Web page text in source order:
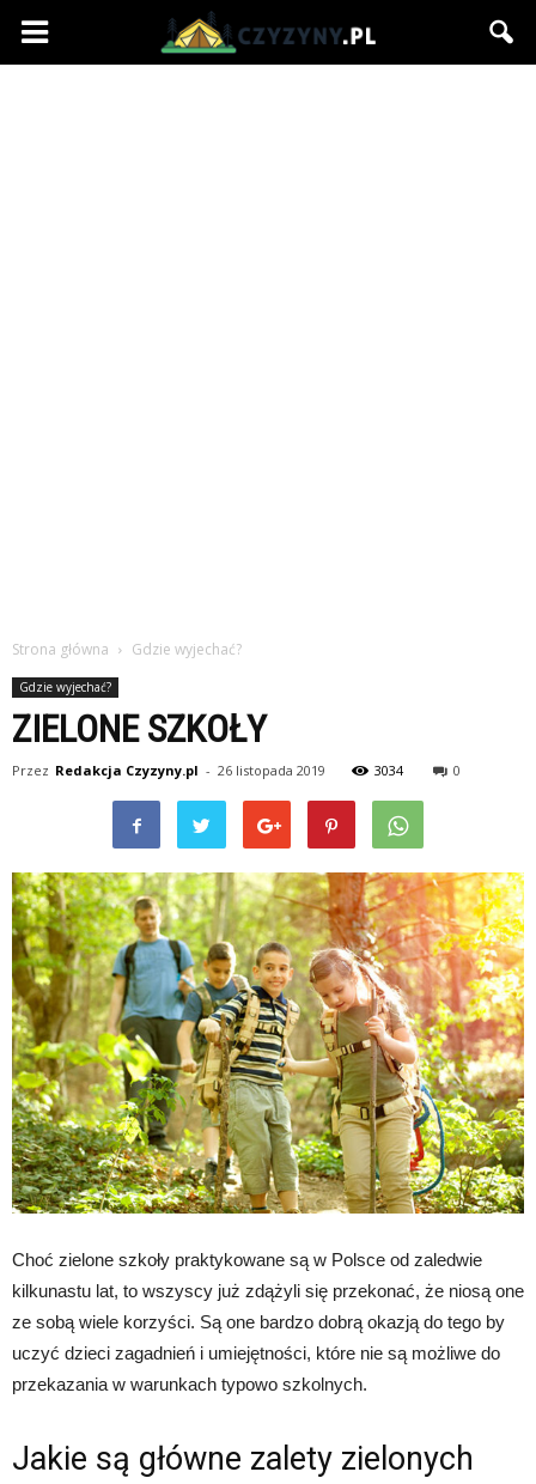
Czyzyny.pl
Strona główna Gdzie wyjechać?
Gdzie wyjechać?
ZIELONE SZKOŁY
Przez Redakcja Czyzyny.pl - 26 listopada 2019 3034 0
Choć zielone szkoły praktykowane są w Polsce od zaledwie
kilkunastu lat, to wszyscy już zdążyli się przekonać, że niosą one
ze sobą wiele korzyści. Są one bardzo dobrą okazją do tego by
uczyć dzieci zagadnień i umiejętności, które nie są możliwe do
przekazania w warunkach typowo szkolnych.
Jakie są główne zalety zielonych